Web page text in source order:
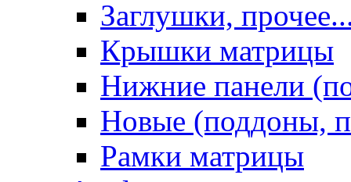
Заглушки,
Крышки матрицы
Нижние панели
Новые (поддоны,
Рамки матрицы